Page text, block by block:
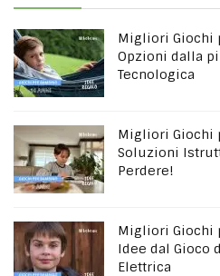
Migliori Giochi
Opzioni dalla
Tecnologica
Migliori Giochi
Soluzioni
Perdere!
Migliori Giochi
Idee dal Gioco
Elettrica